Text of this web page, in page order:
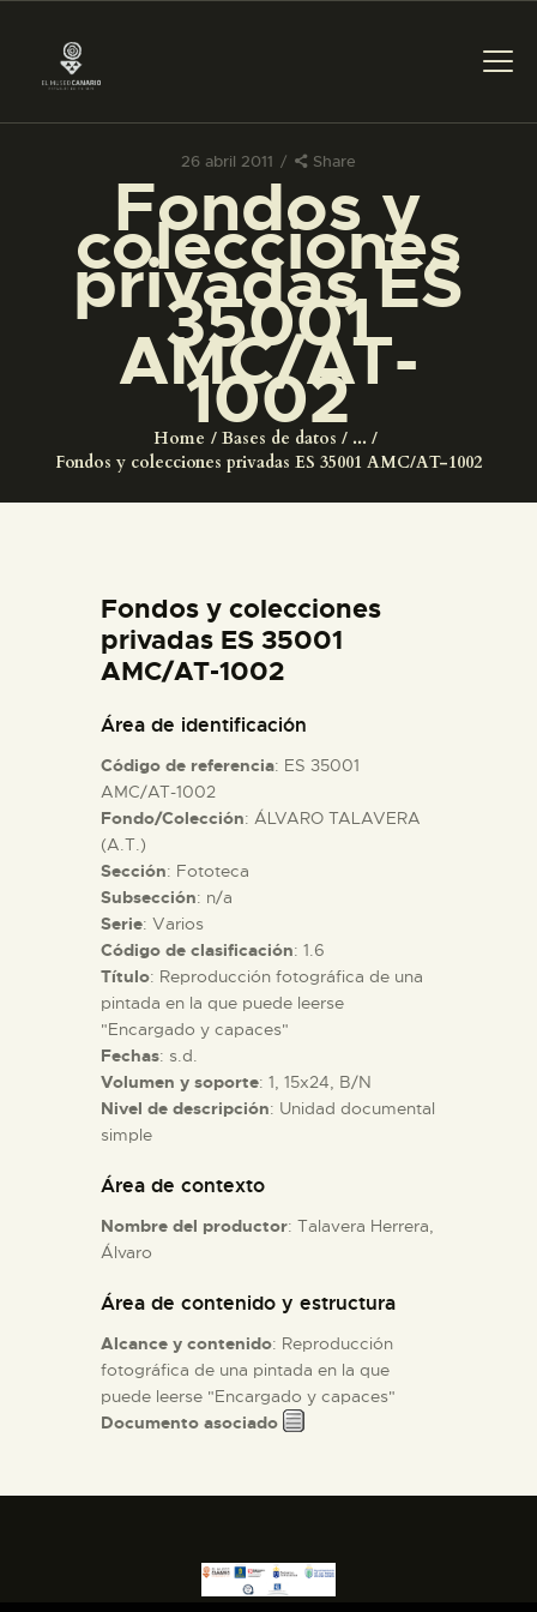
26 abril 2011 Share
Fondos y
colecciones
privadas ES
35001
AMC/AT-
1002
Home Bases de datos
...
Fondos y colecciones privadas ES 35001 AMC/AT-1002
PREPARAR LA VISITA
ACTIVIDADES
EL MUSEO
ESPAÑOL
ACTIVIDADES
█
EL MUSEO
COLECCIONES
DIDÁCTICA
ESPAÑOL
Fondos y colecciones
privadas ES 35001
AMC/AT-1002
Área de identificación
Código de referencia: ES 35001
AMC/AT-1002
Fondo/Colección: ÁLVARO TALAVERA
(A.T.)
Sección: Fototeca
Subsección: n/a
Serie: Varios
Código de clasificación: 1.6
Título: Reproducción fotográfica de una
pintada en la que puede leerse
"Encargado y capaces"
Fechas: s.d.
Volumen y soporte: 1, 15x24, B/N
Nivel de descripción: Unidad documental
simple
Área de contexto
Nombre del productor: Talavera Herrera,
Álvaro
Área de contenido y estructura
Alcance y contenido: Reproducción
fotográfica de una pintada en la que
puede leerse "Encargado y capaces"
Documento asociado